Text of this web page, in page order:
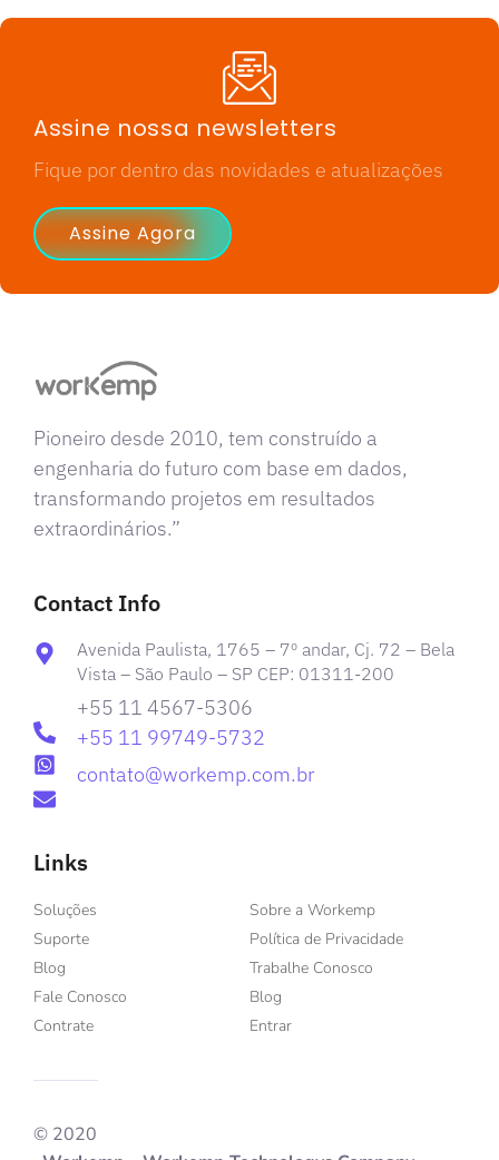
Assine nossa newsletters
Fique por dentro das novidades e atualizações
Assine Agora
Pioneiro desde 2010, tem construído a
engenharia do futuro com base em dados,
transformando projetos em resultados
extraordinários.”
Contact Info
Avenida Paulista, 1765 – 7º andar, Cj. 72 – Bela
Vista – São Paulo – SP CEP: 01311-200
+55 11 4567-5306
+55 11 99749-5732
contato@workemp.com.br
Links
Soluções
Suporte
Blog
Fale Conosco
Contrate
Sobre a Workemp
Política de Privacidade
Trabalhe Conosco
Blog
Entrar
© 2020